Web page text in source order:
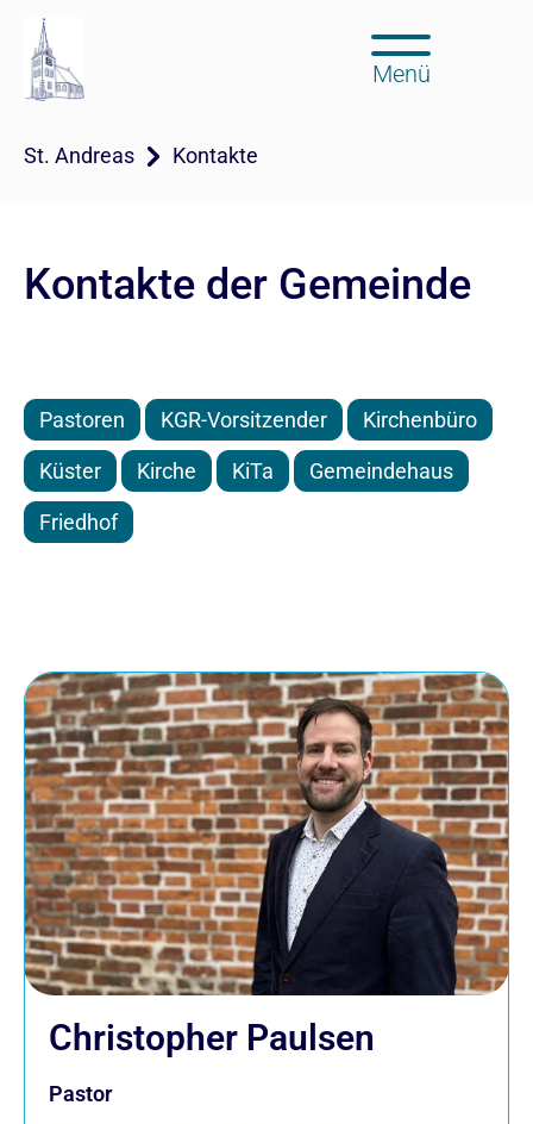
Menü
St. Andreas Kontakte
Kontakte der Gemeinde
Pastoren KGR-Vorsitzender Kirchenbüro
Küster Kirche KiTa Gemeindehaus
Friedhof
Christopher Paulsen
Pastor